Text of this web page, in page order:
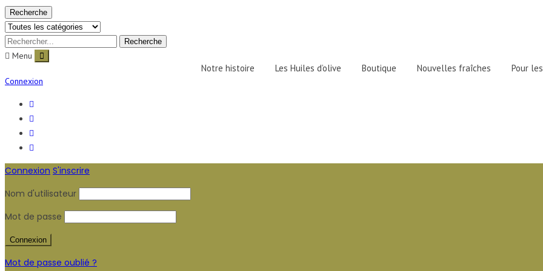
Recherche
Menu
Notre histoire Les Huiles d’olive Boutique Nouvelles fraîches Pour
Connexion
Connexion S'inscrire
Nom d'utilisateur
Mot de passe
Mot de passe oublié ?